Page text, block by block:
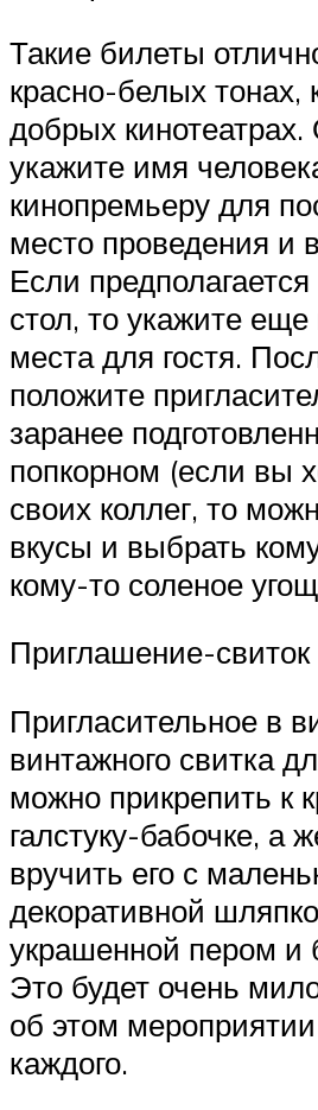
Такие билеты
красно-белых тонах,
добрых
укажите имя
кинопремьеру для
место проведения и
Если
стол, то укажите
места для гостя.
положите
заранее
попкорном (если вы
своих коллег, то
вкусы и выбрать
кому-то соленое
Приглашение-свиток
Пригласительное в
винтажного свитка
можно прикрепить к
галстуку-бабочке, а
вручить его с
декоративной
украшенной пером и
Это будет очень
об этом
каждого.